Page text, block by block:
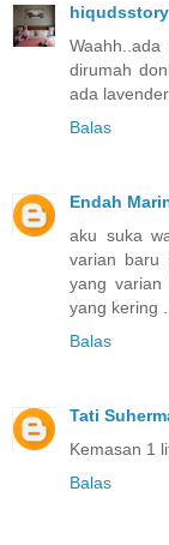
hiqudsstory
dirumah
ada
Balas
Endah
aku suka
varian baru
yang
yang kering .
Balas
Tati
Kemasan 1
Balas